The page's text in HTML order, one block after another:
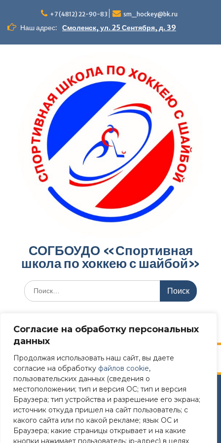
Согласие на обработку персональных
данных
Продолжая использовать наш сайт, вы даете
согласие на обработку файлов cookie,
пользовательских данных (сведения о
местоположении; тип и версия ОС; тип и версия
Браузера; тип устройства и разрешение его экрана;
источник откуда пришел на сайт пользователь; с
какого сайта или по какой рекламе; язык ОС и
Браузера; какие страницы открывает и на какие
кнопки нажимает пользователь; ip-адрес) в целях
+7 (4812) 22-90-83 sm_hockey@bk.ru
Наш адрес: Смоленск, ул. 25 Сентября, д. 39
СОГБОУДО «‎Спортивная
школа по хоккею с шайбой»‎
Меню
Сайт разработан в соответствии
с требованиями Постановления Правительства РФ №
582 от 11.12.2018
Требования к структуре официального сайта